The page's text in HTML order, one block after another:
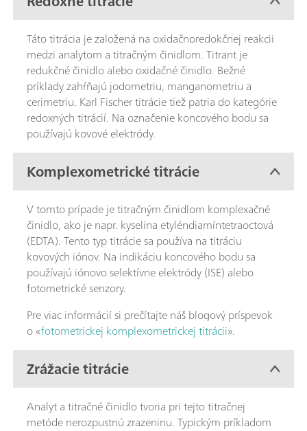
Táto titrácia je založená na oxidačnoredokčnej reakcii
medzi analytom a titračným činidlom. Titrant je
redukčné činidlo alebo oxidačné činidlo. Bežné
príklady zahŕňajú jodometriu, manganometriu a
cerimetriu. Karl Fischer titrácie tiež patria do kategórie
redoxných titrácií. Na označenie koncového bodu sa
používajú kovové elektródy.
Komplexometrické titrácie
V tomto prípade je titračným činidlom komplexačné
činidlo, ako je napr. kyselina etyléndiamíntetraoctová
(EDTA). Tento typ titrácie sa používa na titráciu
kovových iónov. Na indikáciu koncového bodu sa
používajú iónovo selektívne elektródy (ISE) alebo
fotometrické senzory.
Pre viac informácií si prečítajte náš blogový príspevok
o «fotometrickej komplexometrickej titrácii».
Zrážacie titrácie
Analyt a titračné činidlo tvoria pri tejto titračnej
metóde nerozpustnú zrazeninu. Typickým príkladom